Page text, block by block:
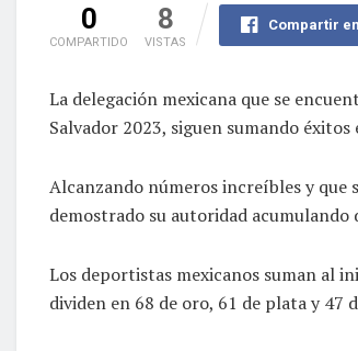
0
COMPARTIDO
8
VISTAS
Compartir
La delegación mexicana que se
Salvador 2023, siguen sumando éxitos
Alcanzando números increíbles y que
demostrado su autoridad acumulando
Los deportistas mexicanos suman al
dividen en 68 de oro, 61 de plata y 47